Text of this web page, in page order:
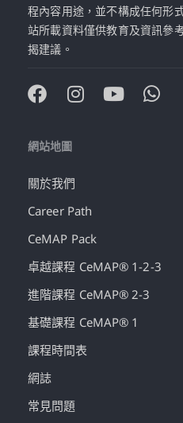
程內容用途，並不構成任何形
站所載資料僅供教育及資訊參
揭建議。
網站地圖
關於我們
Career Path
CeMAP Pack
卓越課程 CeMAP® 1-2-3
進階課程 CeMAP® 2-3
基礎課程 CeMAP® 1
課程時間表
網誌
常見問題